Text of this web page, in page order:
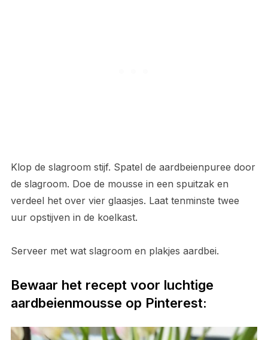
Klop de slagroom stijf. Spatel de aardbeienpuree door
de slagroom. Doe de mousse in een spuitzak en
verdeel het over vier glaasjes. Laat tenminste twee
uur opstijven in de koelkast.
Serveer met wat slagroom en plakjes aardbei.
Bewaar het recept voor luchtige
aardbeienmousse op Pinterest: